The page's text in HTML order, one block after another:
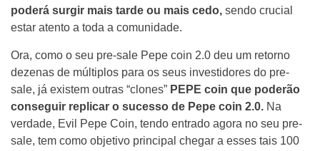
poderá surgir mais tarde ou mais cedo, sendo crucial
estar atento a toda a comunidade.
Ora, como o seu pre-sale Pepe coin 2.0 deu um retorno
dezenas de múltiplos para os seus investidores do pre-
sale, já existem outras “clones” PEPE coin que poderão
conseguir replicar o sucesso de Pepe coin 2.0. Na
verdade, Evil Pepe Coin, tendo entrado agora no seu pre-
sale, tem como objetivo principal chegar a esses tais 100